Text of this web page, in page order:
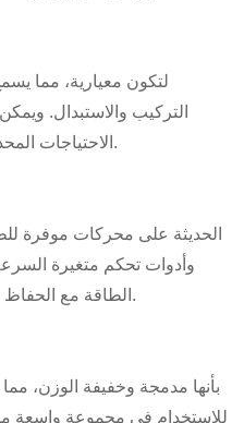
التركيب والاستبدال.
الاحتياجات المحددة لبيئات غرف الأبحاث المختلفة.
وأدوات تحكم متغيرة
الطاقة مع الحفاظ على تدفق الهواء والترشيح الأمثل.
للاستخدام في مجموعة واسعة